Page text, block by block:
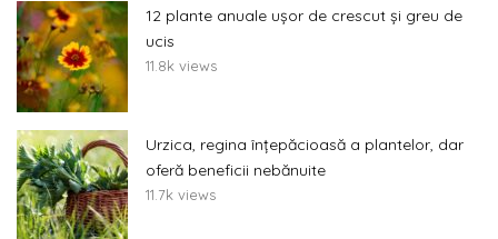
12 plante anuale ușor de crescut și greu de
ucis
11.8k views
Urzica, regina înțepăcioasă a plantelor, dar
oferă beneficii nebănuite
11.7k views